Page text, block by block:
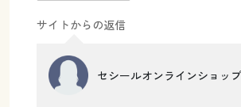
サイトからの返信
セシールオンラインショッ